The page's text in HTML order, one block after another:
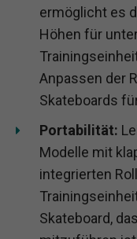
ermöglicht es
Höhen für
Anpassen der
Skateboards
Portabilität:
Modelle mit
integrierten
Skateboard,